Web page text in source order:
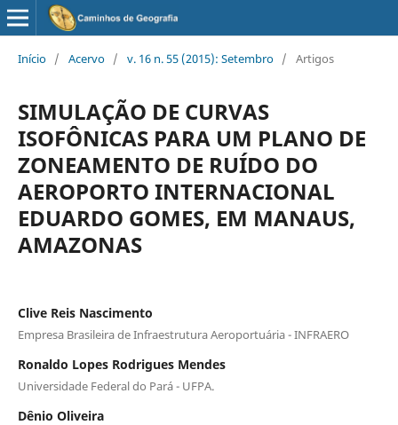
Início / Acervo / v. 16 n. 55 (2015): Setembro / Artigos
SIMULAÇÃO DE CURVAS
ISOFÔNICAS PARA UM PLANO DE
ZONEAMENTO DE RUÍDO DO
AEROPORTO INTERNACIONAL
EDUARDO GOMES, EM MANAUS,
AMAZONAS
Clive Reis Nascimento
Empresa Brasileira de Infraestrutura Aeroportuária - INFRAERO
Ronaldo Lopes Rodrigues Mendes
Universidade Federal do Pará - UFPA.
Dênio Oliveira